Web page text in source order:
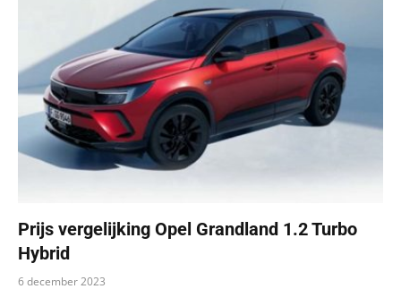
Prijs vergelijking Opel Grandland 1.2 Turbo
Hybrid
6 december 2023